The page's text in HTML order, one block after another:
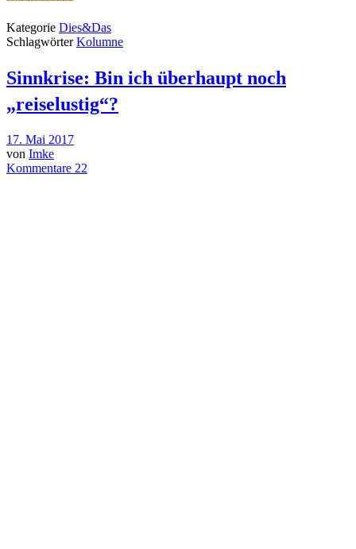
Kategorie Dies&Das
SchlagwörterKolumne
Sinnkrise: Bin ich überhaupt noch
„reiselustig“?
17. Mai 2017
von Imke
Kommentare 22